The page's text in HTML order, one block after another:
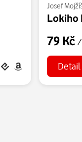
Josef
Lokiho
79 Kč /
Detail